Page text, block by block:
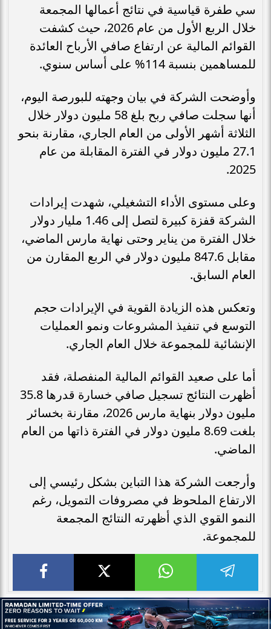
سي طفرة قياسية في نتائج أعمالها المجمعة
خلال الربع الأول من عام 2026، حيث كشفت
القوائم المالية عن ارتفاع صافي الأرباح العائدة
للمساهمين بنسبة 114% على أساس سنوي.
وأوضحت الشركة في بيان وجهته للبورصة اليوم،
أنها سجلت صافي ربح بلغ 58 مليون دولار خلال
الثلاثة أشهر الأولى من العام الجاري، مقارنة بنحو
27.1 مليون دولار في الفترة المقابلة من عام
2025.
وعلى مستوى الأداء التشغيلي، شهدت إيرادات
الشركة قفزة كبيرة لتصل إلى 1.46 مليار دولار
خلال الفترة من يناير وحتى نهاية مارس الماضي،
مقابل 847.6 مليون دولار في الربع المقارن من
العام السابق.
وتعكس هذه الزيادة القوية في الإيرادات حجم
التوسع في تنفيذ المشروعات ونمو العمليات
الإنشائية للمجموعة خلال العام الجاري.
أما على صعيد القوائم المالية المنفصلة، فقد
أظهرت النتائج تسجيل صافي خسارة قدرها 35.8
مليون دولار بنهاية مارس 2026، مقارنة بخسائر
بلغت 8.69 مليون دولار في الفترة ذاتها من العام
الماضي.
وأرجعت الشركة هذا التباين بشكل رئيسي إلى
الارتفاع الملحوظ في مصروفات التمويل، رغم
النمو القوي الذي أظهرته النتائج المجمعة
للمجموعة.